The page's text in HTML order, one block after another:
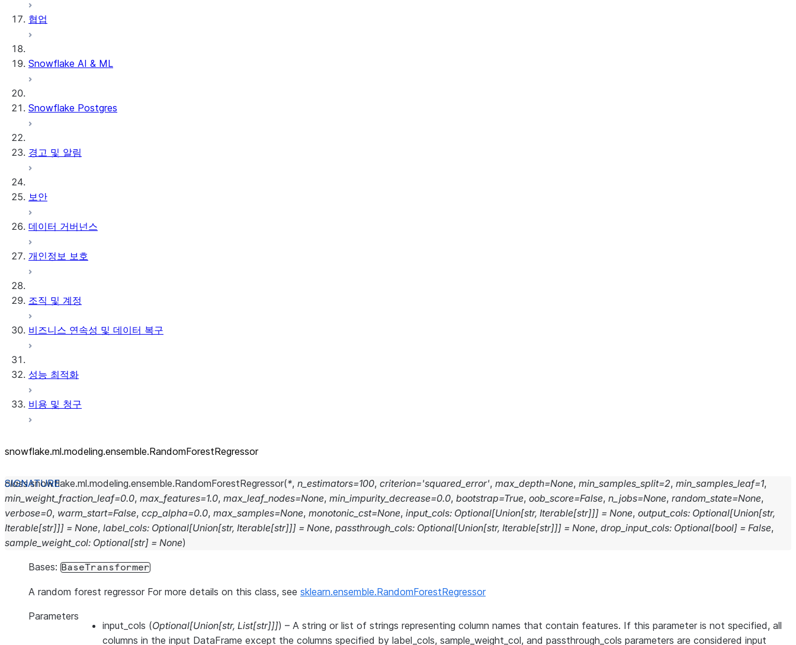
협업
Snowflake AI & ML
Snowflake Postgres
경고 및 알림
보안
데이터 거버넌스
개인정보 보호
조직 및 계정
비즈니스 연속성 및 데이터 복구
성능 최적화
비용 및 청구
snowflake.ml.modeling.ensemble.RandomForestRegressor
class snowflake.ml.modeling.ensemble.RandomForestRegressor(*, n_estimators=100, criterion='squared_error', max_depth=None, min_samples_split=2, min_samples_leaf=1,
min_weight_fraction_leaf=0.0, max_features=1.0, max_leaf_nodes=None, min_impurity_decrease=0.0, bootstrap=True, oob_score=False, n_jobs=None, random_state=None,
verbose=0, warm_start=False, ccp_alpha=0.0, max_samples=None, monotonic_cst=None, input_cols: Optional[Union[str, Iterable[str]]] = None, output_cols: Optional[Union[str,
Iterable[str]]] = None, label_cols: Optional[Union[str, Iterable[str]]] = None, passthrough_cols: Optional[Union[str, Iterable[str]]] = None, drop_input_cols: Optional[bool] = False,
sample_weight_col: Optional[str] = None)
Bases: BaseTransformer
A random forest regressor For more details on this class, see sklearn.ensemble.RandomForestRegressor
Parameters
input_cols (Optional[Union[str, List[str]]]) – A string or list of strings representing column names that contain features. If this parameter is not specified, all
columns in the input DataFrame except the columns specified by label_cols, sample_weight_col, and passthrough_cols parameters are considered input